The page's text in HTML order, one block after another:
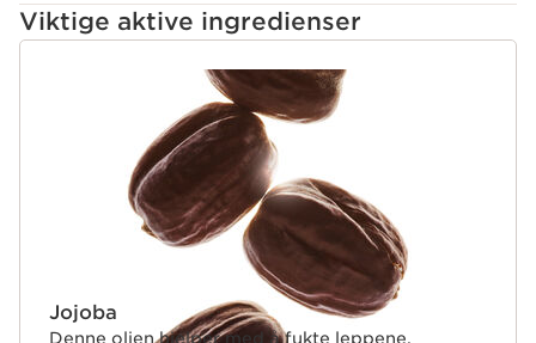
Viktige aktive ingredienser
Jojoba
Denne oljen hjelper med å fukte leppene.